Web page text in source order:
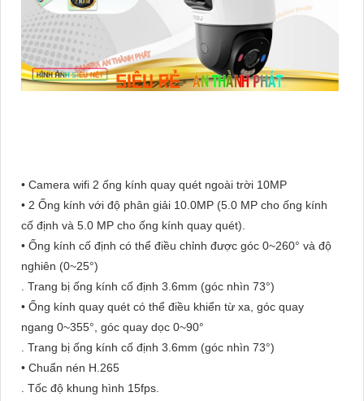
• Camera wifi 2 ống kính quay quét ngoài trời 10MP
• 2 Ống kính với độ phân giải 10.0MP (5.0 MP cho ống kính
cố định và 5.0 MP cho ống kính quay quét).
• Ống kính cố định có thể điều chỉnh được góc 0~260° và độ
nghiên (0~25°)
. Trang bị ống kính cố định 3.6mm (góc nhìn 73°)
• Ống kính quay quét có thể điều khiển từ xa, góc quay
ngang 0~355°, góc quay dọc 0~90°
. Trang bị ống kính cố định 3.6mm (góc nhìn 73°)
• Chuẩn nén H.265
. Tốc độ khung hình 15fps.